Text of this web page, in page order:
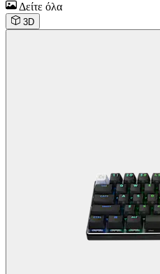
Δείτε όλα
3D